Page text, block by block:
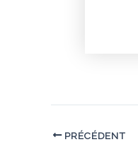
PRÉCÉDENT